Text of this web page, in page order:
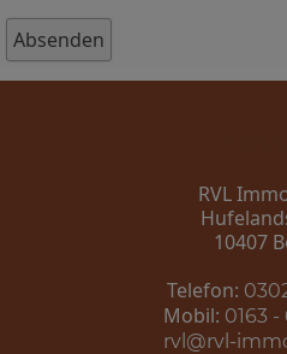
RVL
10407
Telefon:
Mobil: 0163 -
rvl@rvl-